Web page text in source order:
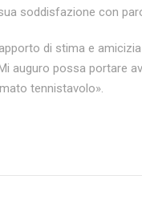
soddisfazione con
di stima e
auguro possa portare
tennistavolo».